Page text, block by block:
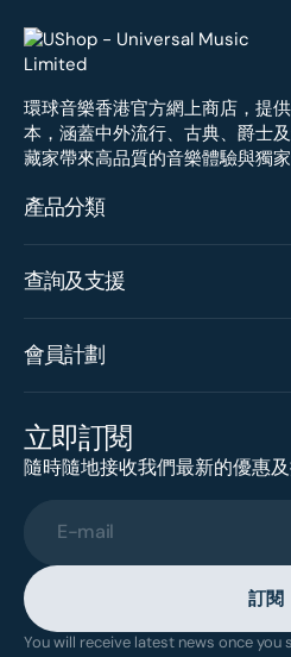
環球音樂香港官方網上商店，提
本，涵蓋中外流行、古典、爵士
藏家帶來高品質的音樂體驗與獨家
產品分類
查詢及支援
會員計劃
立即訂閱
隨時隨地接收我們最新的優惠
E-mail
訂閱
You will receive latest news once you